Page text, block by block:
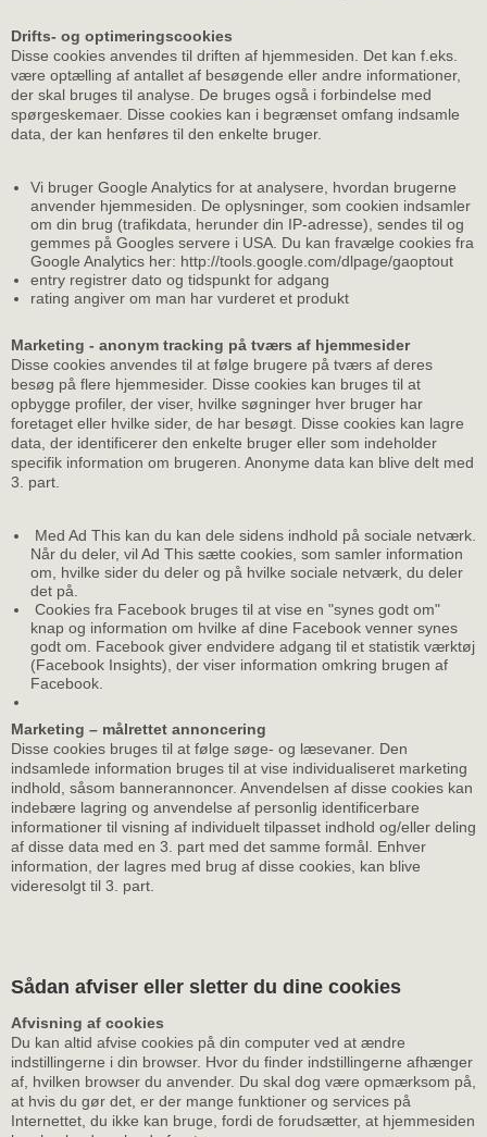
Drifts- og optimeringscookies
Disse cookies anvendes til driften af hjemmesiden. Det kan f.eks.
være optælling af antallet af besøgende eller andre informationer,
der skal bruges til analyse. De bruges også i forbindelse med
spørgeskemaer. Disse cookies kan i begrænset omfang indsamle
data, der kan henføres til den enkelte bruger.
Vi bruger Google Analytics for at analysere, hvordan brugerne
anvender hjemmesiden. De oplysninger, som cookien indsamler
om din brug (trafikdata, herunder din IP-adresse), sendes til og
gemmes på Googles servere i USA. Du kan fravælge cookies fra
Google Analytics her: http://tools.google.com/dlpage/gaoptout
entry registrer dato og tidspunkt for adgang
rating angiver om man har vurderet et produkt
Marketing - anonym tracking på tværs af hjemmesider
Disse cookies anvendes til at følge brugere på tværs af deres
besøg på flere hjemmesider. Disse cookies kan bruges til at
opbygge profiler, der viser, hvilke søgninger hver bruger har
foretaget eller hvilke sider, de har besøgt. Disse cookies kan lagre
data, der identificerer den enkelte bruger eller som indeholder
specifik information om brugeren. Anonyme data kan blive delt med
3. part.
Med Ad This kan du kan dele sidens indhold på sociale netværk.
Når du deler, vil Ad This sætte cookies, som samler information
om, hvilke sider du deler og på hvilke sociale netværk, du deler
det på.
Cookies fra Facebook bruges til at vise en "synes godt om"
knap og information om hvilke af dine Facebook venner synes
godt om. Facebook giver endvidere adgang til et statistik værktøj
(Facebook Insights), der viser information omkring brugen af
Facebook.
Marketing – målrettet annoncering
Disse cookies bruges til at følge søge- og læsevaner. Den
indsamlede information bruges til at vise individualiseret marketing
indhold, såsom bannerannoncer. Anvendelsen af disse cookies kan
indebære lagring og anvendelse af personlig identificerbare
informationer til visning af individuelt tilpasset indhold og/eller deling
af disse data med en 3. part med det samme formål. Enhver
information, der lagres med brug af disse cookies, kan blive
videresolgt til 3. part.
Sådan afviser eller sletter du dine cookies
Afvisning af cookies
Du kan altid afvise cookies på din computer ved at ændre
indstillingerne i din browser. Hvor du finder indstillingerne afhænger
af, hvilken browser du anvender. Du skal dog være opmærksom på,
at hvis du gør det, er der mange funktioner og services på
Internettet, du ikke kan bruge, fordi de forudsætter, at hjemmesiden